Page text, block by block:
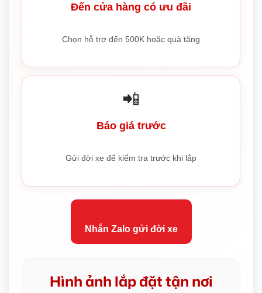
Đến cửa hàng có ưu đãi
Chọn hỗ trợ đến 500K hoặc quà tặng
📲
Báo giá trước
Gửi đời xe để kiểm tra trước khi lắp
Nhắn Zalo gửi đời xe
Hình ảnh lắp đặt tận nơi